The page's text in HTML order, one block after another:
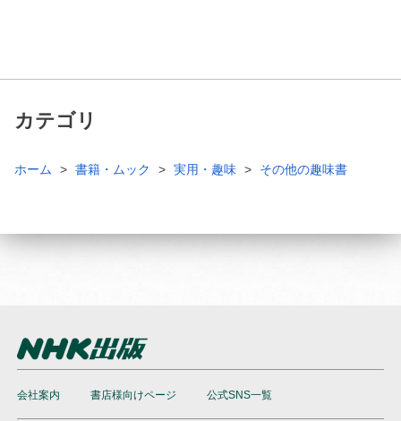
カテゴリ
ホーム 書籍・ムック 実用・趣味 その他の趣味書
会社案内 書店様向けページ 公式SNS一覧